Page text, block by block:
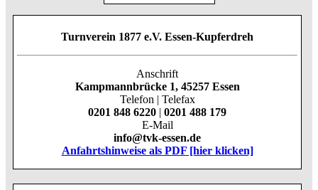
Turnverein 1877 e.V. Essen-Kupferdreh
Anschrift
Kampmannbrücke 1, 45257 Essen
Telefon | Telefax
0201 848 6220 | 0201 488 179
E-Mail
info@tvk-essen.de
Anfahrtshinweise als PDF [hier klicken]